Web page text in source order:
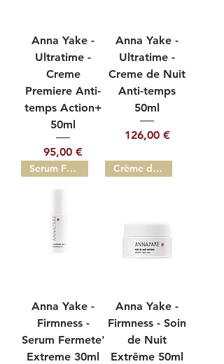
Anna Yake -
Ultratime -
Creme
Premiere Anti-
temps Action+
50ml
Prix
95,00 €
Anna Yake -
Ultratime -
Creme de Nuit
Anti-temps
50ml
Prix
126,00 €
Serum Fermete' Extreme 30ml
Anna Yake -
Firmness -
Serum Fermete'
Extreme 30ml
Crème de Nuit 50ml
Anna Yake -
Firmness - Soin
de Nuit
Extrême 50ml